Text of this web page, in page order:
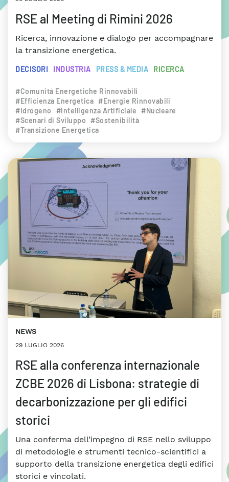
RSE al Meeting di Rimini 2026
Ricerca, innovazione e dialogo per accompagnare
la transizione energetica.
DECISORI INDUSTRIA PRESS & MEDIA RICERCA
#Comunità Energetiche Rinnovabili
#Efficienza Energetica #Energie Rinnovabili
#Idrogeno
#Intelligenza Artificiale
#Nucleare
#Scenari di Sviluppo
#Sostenibilità
#Transizione Energetica
NEWS
29 LUGLIO 2026
RSE alla conferenza internazionale
ZCBE 2026 di Lisbona: strategie di
decarbonizzazione per gli edifici
storici
Una conferma dell’impegno di RSE nello sviluppo
di metodologie e strumenti tecnico-scientifici a
supporto della transizione energetica degli edifici
storici e vincolati.